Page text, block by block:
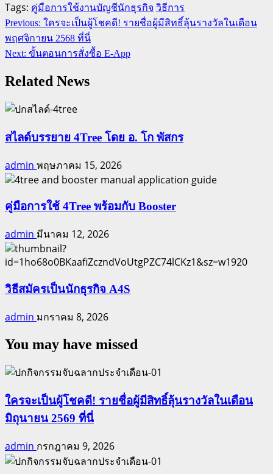
Tags: คู่มือการใช้งานบัญชีนักธุรกิจ วิธีการ
Continue
Reading
Previous: ใครจะเป็นผู้โชคดี! รายชื่อผู้มีสิทธิ์ลุ้นรางวัลในเดือน
พฤศจิกายน 2568 ที่นี่
Next: ขั้นตอนการสั่งซื้อ E-App
Related News
สไลด์บรรยาย 4Tree โดย อ. โก พัสกร
admin พฤษภาคม 15, 2026
คู่มือการใช้ 4Tree พร้อมกับ Booster
admin มีนาคม 12, 2026
วิธีสมัครเป็นนักธุรกิจ A4S
admin มกราคม 8, 2026
You may have missed
ใครจะเป็นผู้โชคดี! รายชื่อผู้มีสิทธิ์ลุ้นรางวัลในเดือน
มิถุนายน 2569 ที่นี่
admin กรกฎาคม 9, 2026